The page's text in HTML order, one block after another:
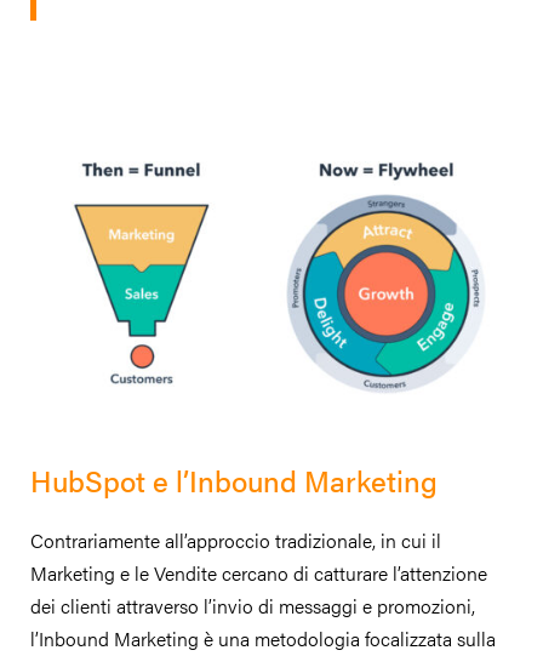
HubSpot e l’Inbound Marketing
Contrariamente all’approccio tradizionale, in cui il
Marketing e le Vendite cercano di catturare l’attenzione
dei clienti attraverso l’invio di messaggi e promozioni,
l’Inbound Marketing è una metodologia focalizzata sulla